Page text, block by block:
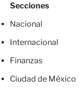
Secciones
Nacional
Internacional
Finanzas
Ciudad de México